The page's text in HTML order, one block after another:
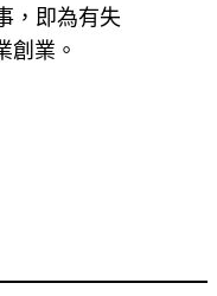
，即為有失
創業。